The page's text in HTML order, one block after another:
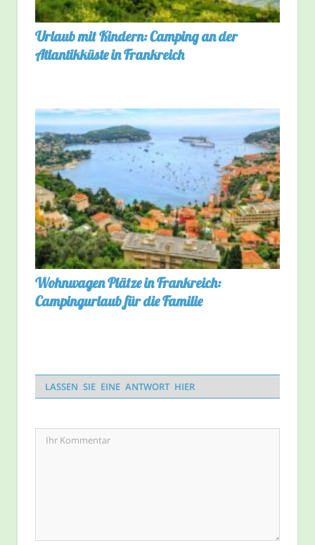
Urlaub mit Kindern: Camping an der
Atlantikküste in Frankreich
Wohnwagen Plätze in Frankreich:
Campingurlaub für die Familie
LASSEN SIE EINE ANTWORT HIER